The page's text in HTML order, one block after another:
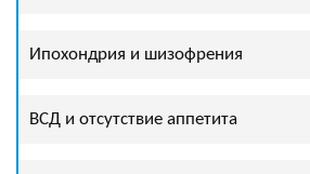
Ипохондрия и шизофрения
ВСД и отсутствие аппетита